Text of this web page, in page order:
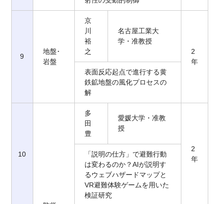
9
地盤･
岩盤
京
川
裕
之
名古屋工業大
学・准教授
2
年
表面反応起点で進行する黄
鉄鉱地盤の風化プロセスの
解
10
多
田
豊
愛媛大学・准教
授
2
年
「説明の仕方」で避難行動
は変わるのか？AIが説明す
るウェブハザードマップと
VR避難体験ゲームを用いた
検証研究